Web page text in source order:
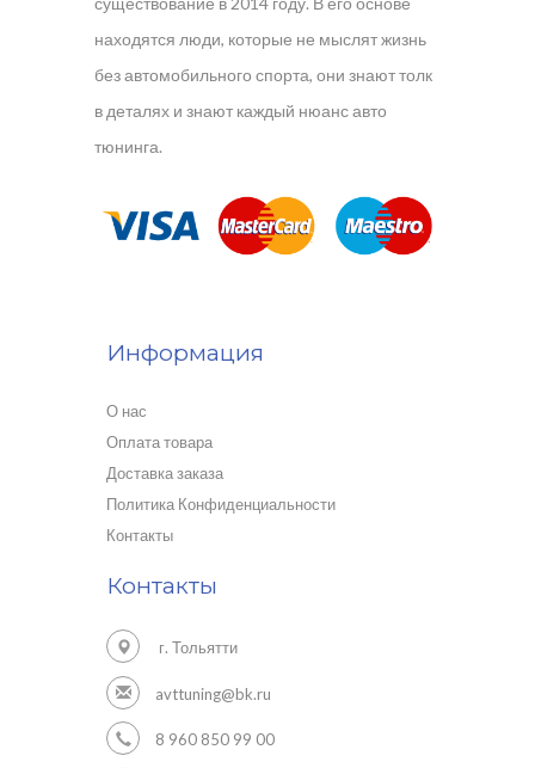
находятся люди, которые не мыслят жизнь
без автомобильного спорта, они знают толк
в деталях и знают каждый нюанс авто
тюнинга.
Информация
О нас
Оплата товара
Доставка заказа
Политика Конфиденциальности
Контакты
Контакты
г. Тольятти
avttuning@bk.ru
8 960 850 99 00